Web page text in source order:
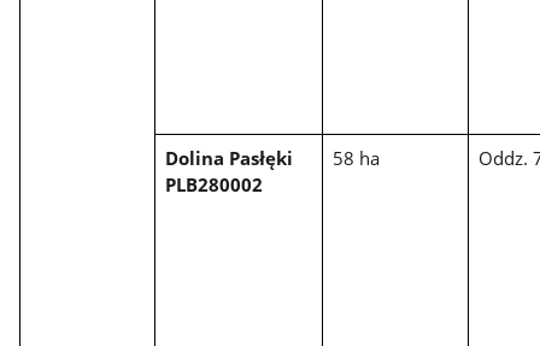
Dolina Pasłęki
PLB280002
58 ha Oddz.